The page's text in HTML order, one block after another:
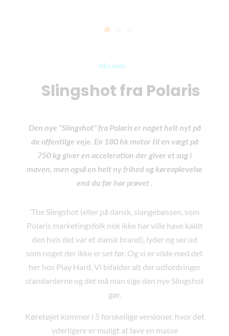
PÅ LAND
Slingshot fra Polaris
Den nye "Slingshot" fra Polaris er noget helt nyt på
de offentlige veje. En 180 hk motor til en vægt på
750 kg giver en acceleration der giver et sug i
maven, men også en helt ny frihed og køreoplevelse
end du før har prøvet .
‘The Slingshot (eller på dansk, slangebøssen, som
Polaris marketingsfolk nok ikke har ville have kaldt
den hvis det var et dansk brand), lyder og ser ud
som noget der ikke er set før. Og vi er vilde med det
her hos Play Hard. Vi bifalder alt der udfordringer
standarderne og det må man sige den nye Slingshot
gør.
Køretøjet kommer i 5 forskellige versioner, hvor det
yderligere er muligt at lave en masse